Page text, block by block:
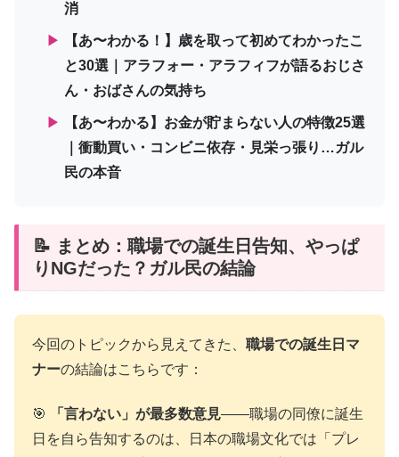
消
▶
【あ〜わかる！】歳を取って初めてわかったこ
と30選｜アラフォー・アラフィフが語るおじさ
ん・おばさんの気持ち
▶
【あ〜わかる】お金が貯まらない人の特徴25選
｜衝動買い・コンビニ依存・見栄っ張り…ガル
民の本音
📝 まとめ：職場での誕生日告知、やっぱ
りNGだった？ガル民の結論
今回のトピックから見えてきた、 職場での誕生日マ
ナーの結論はこちらです：
🎯 「言わない」が最多数意見――職場の同僚に誕生
日を自ら告知するのは、日本の職場文化では「プレ